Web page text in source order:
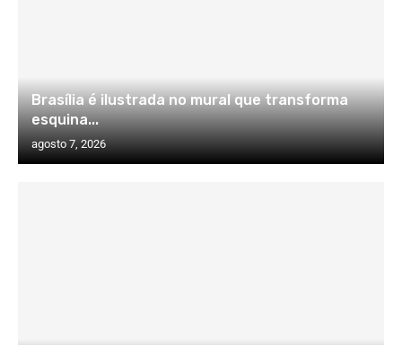
Brasília é ilustrada no mural que transforma
esquina...
agosto 7, 2026